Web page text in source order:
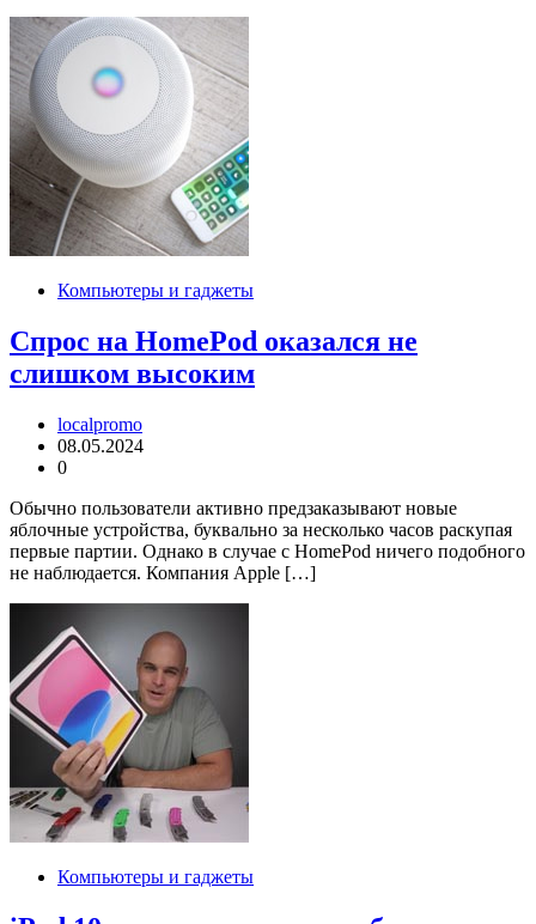
Компьютеры и гаджеты
Спрос на HomePod оказался не
слишком высоким
localpromo
08.05.2024
0
Обычно пользователи активно предзаказывают новые
яблочные устройства, буквально за несколько часов раскупая
первые партии. Однако в случае с HomePod ничего подобного
не наблюдается. Компания Apple […]
Компьютеры и гаджеты